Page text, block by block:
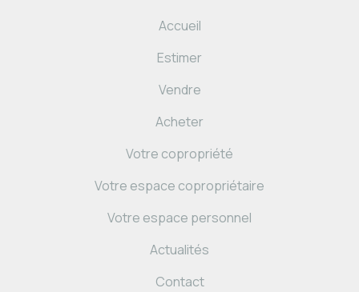
Accueil
Estimer
Vendre
Acheter
Votre copropriété
Votre espace copropriétaire
Votre espace personnel
Actualités
Contact